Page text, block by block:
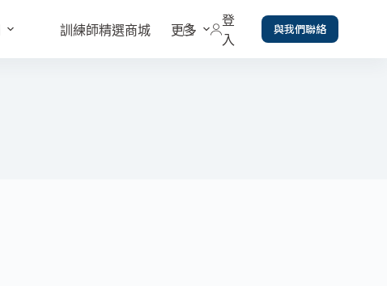
訓練師精選商城 更多
登
入
與我們聯絡